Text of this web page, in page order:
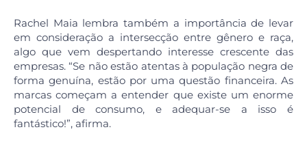
Rachel Maia lembra também a importância de levar
em consideração a intersecção entre gênero e raça,
algo que vem despertando interesse crescente das
empresas. “Se não estão atentas à população negra de
forma genuína, estão por uma questão financeira. As
marcas começam a entender que existe um enorme
potencial de consumo, e adequar-se a isso é
fantástico!”, afirma.